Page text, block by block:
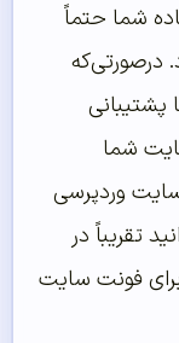
شما حتماً
درصورتی‌که
شما
سایت وردپرسی
تقریباً در
فونت سایت